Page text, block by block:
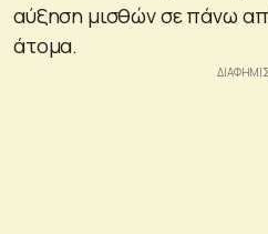
αύξηση μισθών σε πάνω
άτομα.